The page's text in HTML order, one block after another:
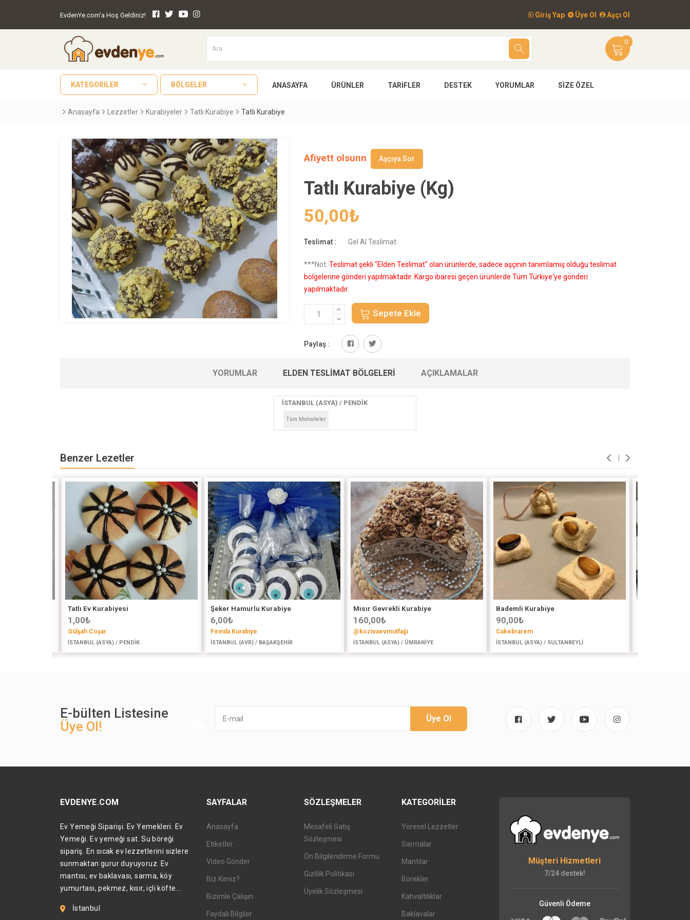
EvdenYe.com'a Hoş Geldiniz! Giriş Yap Üye Ol Aşçı Ol
0
KATEGORILER BÖLGELER ANASAYFA ÜRÜNLER TARIFLER DESTEK YORUMLAR SIZE ÖZEL
Anasayfa Lezzetler Kurabiyeler Tatlı Kurabiye Tatlı Kurabiye
Afiyett olsunn Aşçıya Sor
Tatlı Kurabiye (Kg)
50,00₺
Teslimat : Gel Al Teslimat
***Not: Teslimat şekli "Elden Teslimat" olan ürünlerde, sadece aşçının tanımlamış olduğu teslimat
bölgelerine gönderi yapılmaktadır. Kargo ibaresi geçen ürünlerde Tüm Türkiye'ye gönderi
yapılmaktadır.
Sepete Ekle
Paylaş :
YORUMLAR ELDEN TESLIMAT BÖLGELERI AÇIKLAMALAR
İSTANBUL (ASYA) / PENDİK
Tüm Mahalleler
Benzer Lezetler
Tatlı Ev Kurabiyesi
1,00₺
Gülşah Coşar
İSTANBUL (ASYA) / PENDİK
Şeker Hamurlu Kurabiye
6,00₺
Fırında Kurabiye
İSTANBUL (AVR) / BAŞAKŞEHİR
Mısır Gevrekli Kurabiye
160,00₺
@kozivaevmutfaği
İSTANBUL (ASYA) / ÜMRANİYE
Bademli Kurabiye
90,00₺
Cakebrarem
İSTANBUL (ASYA) / SULTANBEYLİ
E-bülten Listesine
Üye Ol!
Üye Ol
EVDENYE.COM
Ev Yemeği Siparişi. Ev Yemekleri. Ev
Yemeği. Ev yemeği sat. Su böreği
sipariş. En sıcak ev lezzetlerini sizlere
sunmaktan gurur duyuyoruz. Ev
mantısı, ev baklavası, sarma, köy
yumurtası, pekmez, kısır, içli köfte...
İstanbul
SAYFALAR
Anasayfa
Etiketler
Video Gönder
Biz Kimiz?
Bizimle Çalışın
Faydalı Bilgiler
SÖZLEŞMELER
Mesafeli Satış
Sözleşmesi
Ön Bilgilendirme Formu
Gizlilik Politikası
Üyelik Sözleşmesi
KATEGORILER
Yöresel Lezzetler
Sarmalar
Mantılar
Börekler
Kahvaltılıklar
Baklavalar
Müşteri Hizmetleri
7/24 destek!
Güvenli Ödeme